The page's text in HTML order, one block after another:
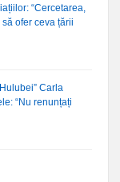
“Cercetarea,
ofer ceva țării
Carla
“Nu renunțați